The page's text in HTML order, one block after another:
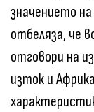
значението
отбеляза, че
отговори на
изток и